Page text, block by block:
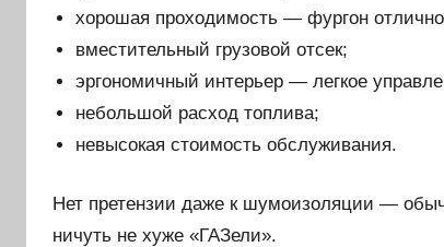
хорошая проходимость — фургон отлично
вместительный грузовой отсек;
эргономичный интерьер — легкое
небольшой расход топлива;
невысокая стоимость обслуживания.
Нет претензии даже к шумоизоляции —
ничуть не хуже «ГАЗели».